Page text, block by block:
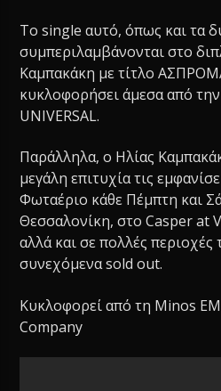
Το single αυτό, όπως και τα
συμπεριλαμβάνονται στο
Καμπακάκη με τίτλο
κυκλοφορήσει άμεσα από
UNIVERSAL.
Παράλληλα, ο Ηλίας
μεγάλη επιτυχία τις
Φωταέριο κάθε Πέμπτη και
Θεσσαλονίκη, στο Casper at
αλλά και σε πολλές περιοχές
συνεχόμενα sold out.
Κυκλοφορεί από τη Minos
Company